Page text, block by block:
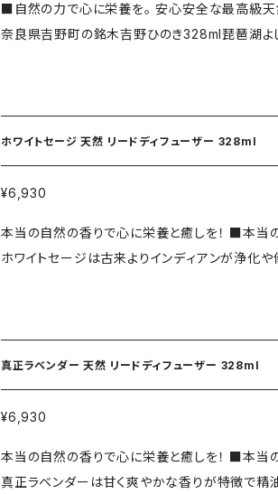
光をさけて保管してください。 ※食用品ではご
衣類等につくとシミになるためご注意ください
■自然の力で心に栄養を。 安心安全な最高級
奈良県吉野町の銘木吉野ひのき328ml琵琶湖よしリード付き。 ■最高級は極上
成分0%！ 素材は全て天然100%！ 浄化・癒し・エネルギー・自然力・安心安全・空気清浄・純粋・心の栄
粋精油（日本産）、水晶濃縮液（日本製） ■容器
多湿、直射日光をさけて保管してください。 ※
ください。 ※衣類等につくとシミになるためご
ホワイトセージ 天然 リードディフューザー 328ml
¥6,930
本当の自然の香りで心に栄養と癒しを！ ■本当の自然を届けます。オリジナルディフューザー液328ml
ホワイトセージは古来よりインディアンが浄化
ル・香料・着色料・無配合！ 自然の色、自然の香り、自然の力、自然の癒しを探しました。 ■328mlで約3
良し！見て良し！浄化良し！ 浄化・癒し・エネルギー・自然力・安心安全・空気清浄・インテリアなど。 ※画
■ホワイトセージ葉枝、純粋精油（カリフォルニ
容量328ml（日本製）高150幅70 ■リード：琵
真正ラベンダー 天然 リードディフューザー 328ml
¥6,930
本当の自然の香りで心に栄養と癒しを！ ■本当の自然を届けます。 オリジナルディフューザー液328ml
真正ラベンダーは甘く爽やかな香りが特徴で精